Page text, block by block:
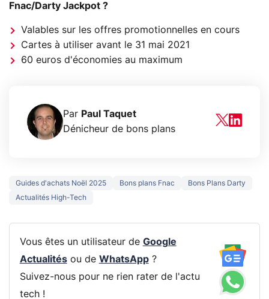
Fnac/Darty Jackpot ?
Valables sur les offres promotionnelles en cours
Cartes à utiliser avant le 31 mai 2021
60 euros d'économies au maximum
Par Paul Taquet
Dénicheur de bons plans
Guides d'achats Noël 2025 Bons plans Fnac
Bons Plans Darty
Actualités High-Tech
Vous êtes un utilisateur de Google
Actualitésou de WhatsApp?
Suivez-nous pour ne rien rater de l'actu
tech !